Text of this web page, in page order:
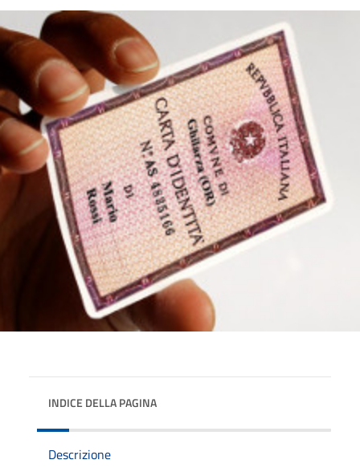
INDICE DELLA PAGINA
Descrizione